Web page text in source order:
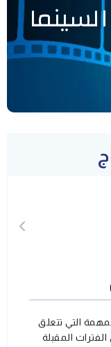
التي تتعلق
المقبلة